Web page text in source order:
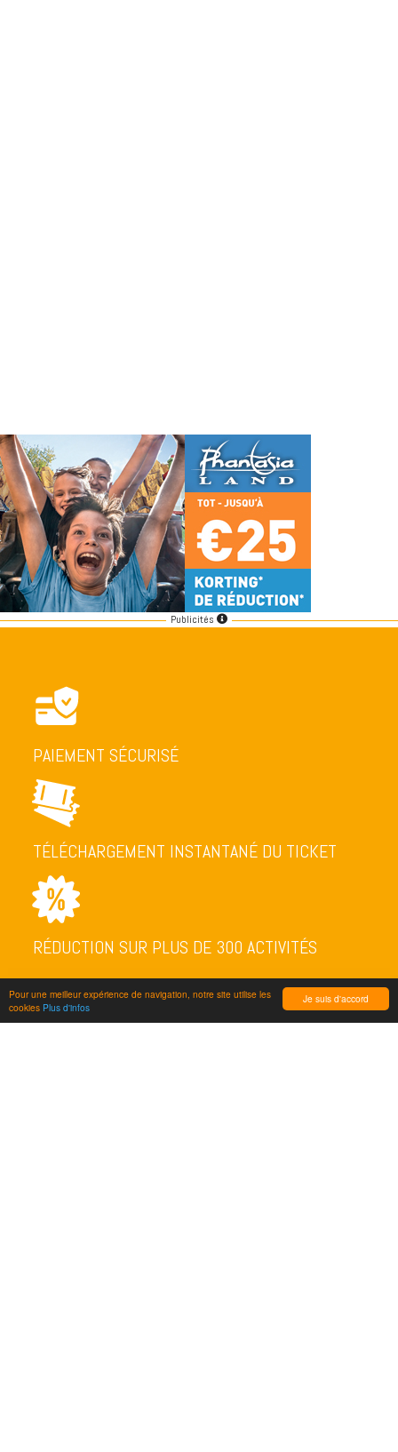
Je suis d'accord
Pour une meilleur expérience de navigation, notre site utilise les
cookies Plus d'infos
Publicités
PAIEMENT SÉCURISÉ
TÉLÉCHARGEMENT INSTANTANÉ DU TICKET
RÉDUCTION SUR PLUS DE 300 ACTIVITÉS